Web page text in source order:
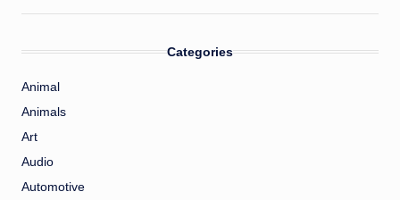
Categories
Animal
Animals
Art
Audio
Automotive